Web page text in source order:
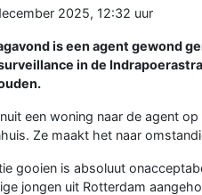
2025, 12:32 uur
is een agent gewond
in de
een woning naar de agent
Ze maakt het naar
gooien is absoluut
jongen uit Rotterdam